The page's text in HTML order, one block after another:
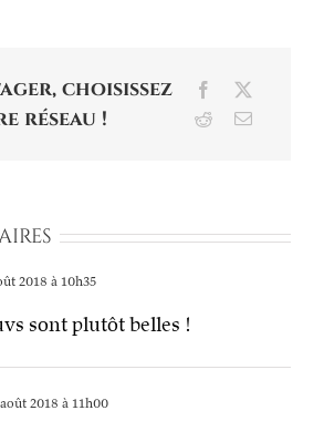
choisissez
réseau !
Facebook
RedditEmail
2018 à 10h35
sont plutôt belles !
2018 à 11h00